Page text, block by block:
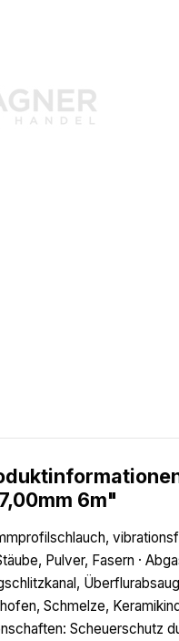
6m"
Pulver, Fasern ·
Schmelze,
Scheuerschutz